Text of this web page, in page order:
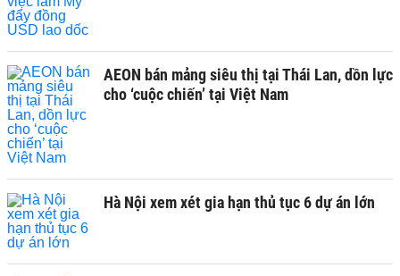
AEON bán mảng siêu thị tại Thái Lan, dồn lực
cho ‘cuộc chiến’ tại Việt Nam
Hà Nội xem xét gia hạn thủ tục 6 dự án lớn